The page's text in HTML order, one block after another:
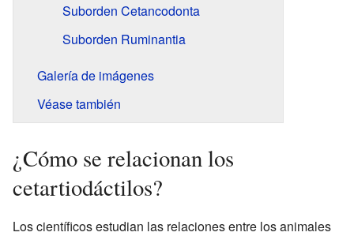
Suborden Cetancodonta
Suborden Ruminantia
Galería de imágenes
Véase también
¿Cómo se relacionan los
cetartiodáctilos?
Los científicos estudian las relaciones entre los animales